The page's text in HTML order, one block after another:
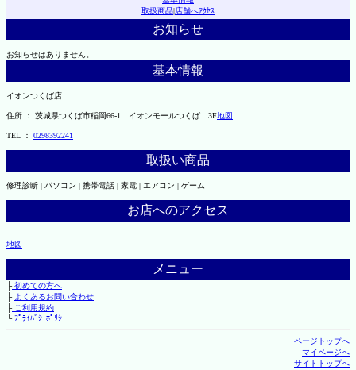
取扱商品|店舗へｱｸｾｽ
お知らせ
お知らせはありません。
基本情報
イオンつくば店
住所 ： 茨城県つくば市稲岡66-1 イオンモールつくば 3F地図
TEL ： 0298392241
取扱い商品
修理診断 | パソコン | 携帯電話 | 家電 | エアコン | ゲーム
お店へのアクセス
地図
メニュー
├初めての方へ
├ よくあるお問い合わせ
├ご利用規約
└ﾌﾟﾗｲﾊﾞｼｰﾎﾟﾘｼｰ
ページトップへ
マイページへ
サイトトップへ